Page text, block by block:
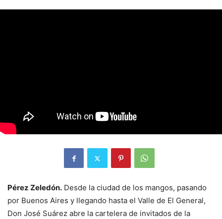
Pérez Zeledón. Desde la ciudad de los mangos, pasando
por Buenos Aires y llegando hasta el Valle de El General,
Don José Suárez abre la cartelera de invitados de la